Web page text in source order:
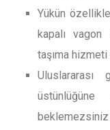
Yükün
kapalı vagon
taşıma hizmeti
Uluslararası
beklemezsiniz